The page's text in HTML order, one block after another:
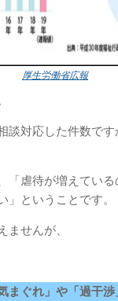
厚生労働省広報
談対応した件数で
「虐待が増えてい
」ということです。
せんが、
まぐれ」や「過干